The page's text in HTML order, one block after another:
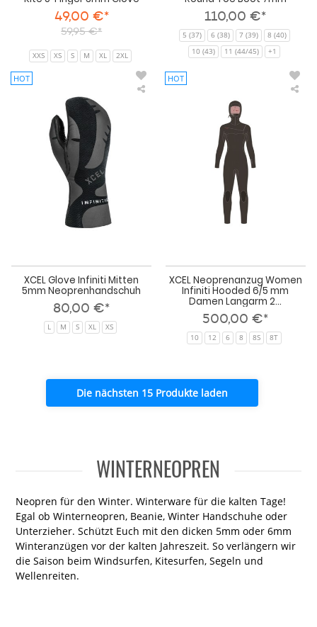
49,00 €*
59,95 €*
XXS XS S M XL 2XL
110,00 €*
5 (37) 6 (38) 7 (39)
8 (40)
10 (43)
11 (44/45) +1
HOT
XCEL Glove Infiniti Mitten
5mm Neoprenhandschuh
80,00 €*
L M S XL XS
Neoprenhandschuh
HOT
XCEL Neoprenanzug Women
Infiniti Hooded 6/5 mm
Damen Langarm 2...
500,00 €*
10 12 6 8 8S 8T
Die nächsten 15 Produkte laden
WINTERNEOPREN
Neopren für den Winter. Winterware für die kalten Tage!
Egal ob Winterneopren, Beanie, Winter Handschuhe oder
Unterzieher. Schützt Euch mit den dicken 5mm oder 6mm
Winteranzügen vor der kalten Jahreszeit. So verlängern wir
die Saison beim Windsurfen, Kitesurfen, Segeln und
Wellenreiten.